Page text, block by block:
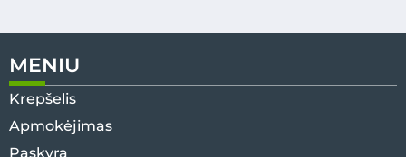
MENIU
Krepšelis
Apmokėjimas
Paskyra